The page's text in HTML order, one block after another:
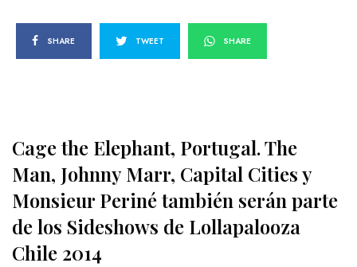
SHARE TWEET SHARE
Cage the Elephant, Portugal. The
Man, Johnny Marr, Capital Cities y
Monsieur Periné también serán parte
de los Sideshows de Lollapalooza
Chile 2014